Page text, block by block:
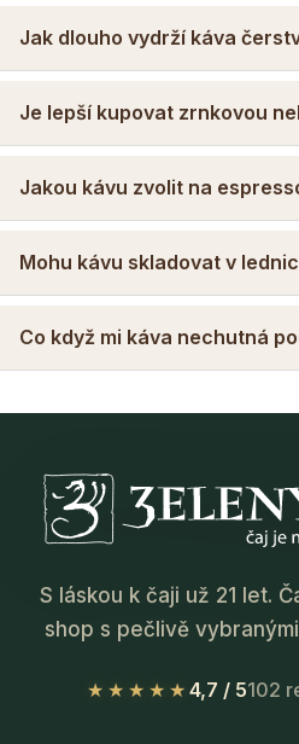
Jak dlouho vydrží káva
Je lepší kupovat zrnkovou
Jakou kávu zvolit na
Mohu kávu skladovat v
Co když mi káva nechutná
S láskou k čaji už 21 let.
shop s pečlivě
★★★★★ 4,7 / 5102